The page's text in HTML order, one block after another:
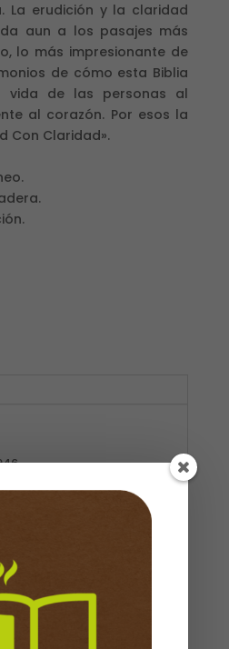
La erudición y la claridad
aun a los pasajes más
lo más impresionante de
de cómo esta Biblia
vida de las personas al
al corazón. Por esos la
Con Claridad».